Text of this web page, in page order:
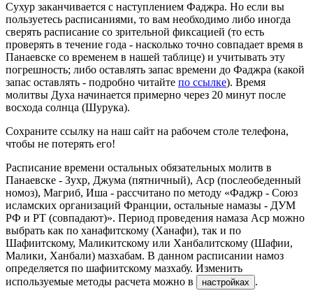
Сухур заканчивается с наступлением Фаджра. Но если вы
пользуетесь расписаниями, то вам необходимо либо иногда
сверять расписание со зрительной фиксацией (то есть
проверять в течение года - насколько точно совпадает время в
Панаевске со временем в нашей таблице) и учитывать эту
погрешность; либо оставлять запас времени до Фаджра (какой
запас оставлять - подробно читайте по ссылке). Время
молитвы Духа начинается примерно через 20 минут после
восхода солнца (Шурука).
Сохраните ссылку на наш сайт на рабочем столе телефона,
чтобы не потерять его!
Расписание времени остальных обязательных молитв в
Панаевске - Зухр, Джума (пятничный), Аср (послеобеденный
номоз), Магриб, Иша - рассчитано по методу «Фаджр - Союз
исламских организаций Франции, остальные намазы - ДУМ
РФ и РТ (совпадают)». Период проведения намаза Аср можно
выбрать как по ханафитскому (Ханафи), так и по
Шафиитскому, Маликитскому или Ханбалитскому (Шафии,
Малики, Ханбали) мазхабам. В данном расписании намоз
определяется по шафиитскому мазхабу. Изменить
используемые методы расчета можно в
настройках .